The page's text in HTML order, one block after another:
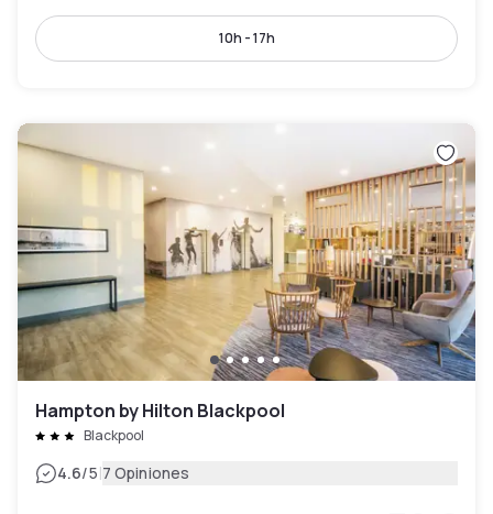
10h - 17h
Hampton by Hilton Blackpool
Blackpool
4.6/5|7 Opiniones